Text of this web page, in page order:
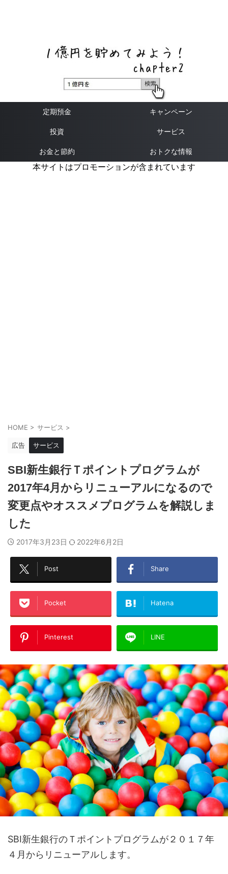
定期預金 キャンペーン
投資 サービス
お金と節約 おトクな情報
本サイトはプロモーションが含まれています
HOME > サービス >
広告 サービス
SBI新生銀行Ｔポイントプログラムが
2017年4月からリニューアルになるので
変更点やオススメプログラムを解説しま
した
2017年3月23日 2022年6月2日
Post Share
Pocket Hatena
Pinterest LINE
SBI新生銀行のＴポイントプログラムが２０１７年
４月からリニューアルします。